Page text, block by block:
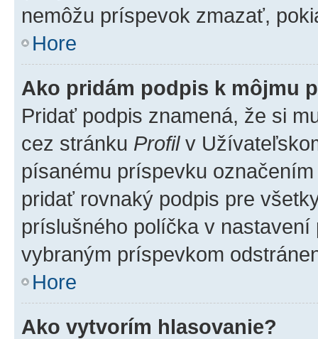
nemôžu príspevok zmazať,
Hore
Ako pridám podpis k môjmu
Pridať podpis znamená, že si
cez stránku Profilv
písanému príspevku
pridať rovnaký podpis pre
príslušného políčka v
vybraným príspevkom
Hore
Ako vytvorím hlasovanie?